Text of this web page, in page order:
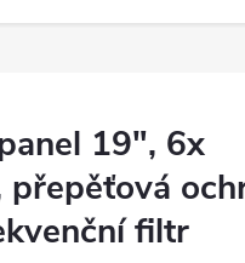
19", 6x
přepěťová
filtr